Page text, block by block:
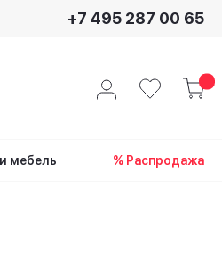
+7 495 287 00 65
мебель % Распродажа